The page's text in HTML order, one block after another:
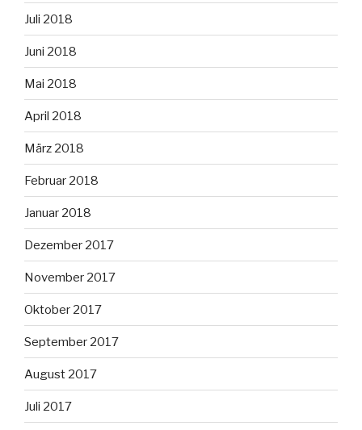
Juli 2018
Juni 2018
Mai 2018
April 2018
März 2018
Februar 2018
Januar 2018
Dezember 2017
November 2017
Oktober 2017
September 2017
August 2017
Juli 2017